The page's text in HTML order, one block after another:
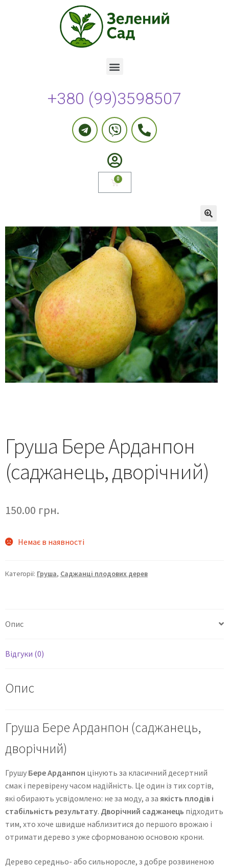
+380 (99)3598507
🔍
Груша Бере Арданпон
(саджанець, дворічний)
150.00 грн.
Немає в наявності
Категорії: Груша, Саджанці плодових дерев
Опис
Відгуки (0)
Опис
Груша Бере Арданпон (саджанець,
дворічний)
Грушу Бере Арданпон цінують за класичний десертний
смак і перевірену часом надійність. Це один із тих сортів,
які обирають усвідомлено: не за моду, а за якість плодів і
стабільність результату. Дворічний саджанець підходить
тим, хто хоче швидше наблизитися до першого врожаю і
отримати дерево з уже сформованою основою крони.
Дерево середньо- або сильноросле, з добре розвиненою